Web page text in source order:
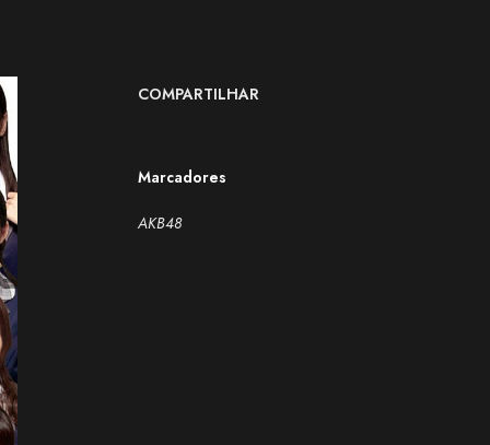
COMPARTILHAR
Marcadores
AKB48